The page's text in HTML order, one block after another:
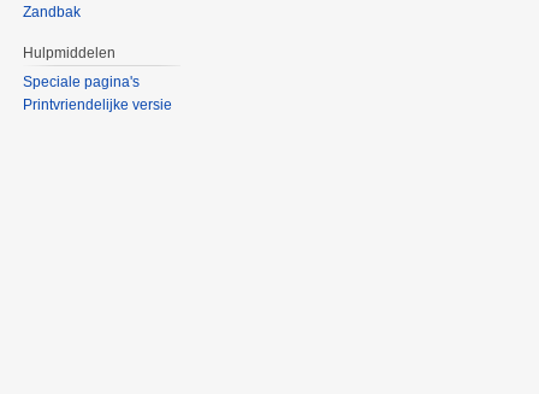
Zandbak
Hulpmiddelen
Speciale pagina's
Printvriendelijke versie